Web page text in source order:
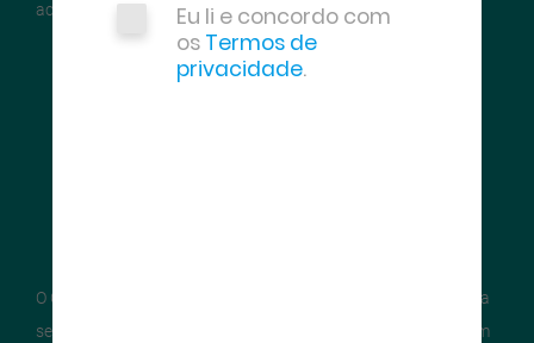
Eu li e concordo com
os Termos de
privacidade.
acompanharam essa evolução.
O Centro Brasileiro da
surgiu para
se juntar aos esforços de organizações nacionais que reúnem